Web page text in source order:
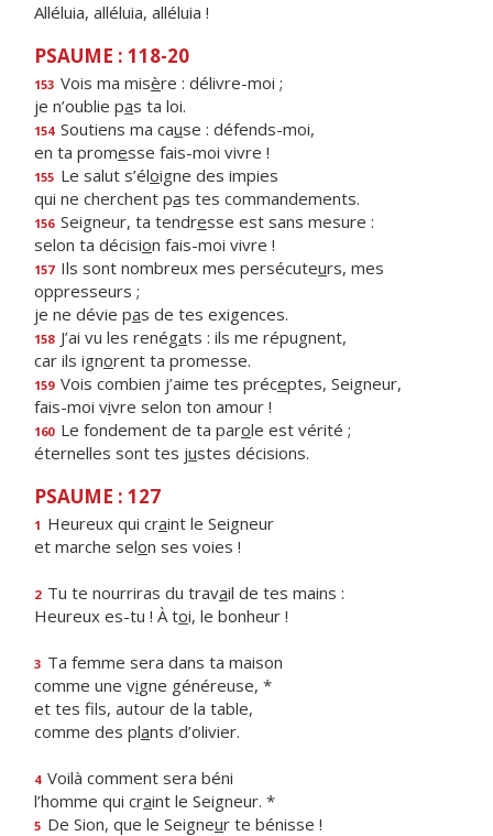
Alléluia, alléluia, alléluia !
PSAUME : 118-20
153 Vois ma misère : délivre-moi ;
je n’oublie pas ta loi.
154 Soutiens ma cause : défends-moi,
en ta promesse fais-moi vivre !
155 Le salut s’éloigne des impies
qui ne cherchent pas tes commandements.
156 Seigneur, ta tendresse est sans mesure :
selon ta décision fais-moi vivre !
157 Ils sont nombreux mes persécuteurs, mes
oppresseurs ;
je ne dévie pas de tes exigences.
158 J’ai vu les renégats : ils me répugnent,
car ils ignorent ta promesse.
159 Vois combien j’aime tes préceptes, Seigneur,
fais-moi vivre selon ton amour !
160 Le fondement de ta parole est vérité ;
éternelles sont tes justes décisions.
PSAUME : 127
1 Heureux qui craint le Seigneur
et marche selon ses voies !
2 Tu te nourriras du travail de tes mains :
Heureux es-tu ! À toi, le bonheur !
3 Ta femme sera dans ta maison
comme une vigne généreuse, *
et tes fils, autour de la table,
comme des plants d’olivier.
4 Voilà comment sera béni
l’homme qui craint le Seigneur. *
5 De Sion, que le Seigneur te bénisse !